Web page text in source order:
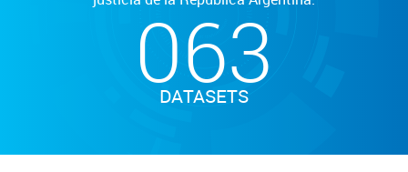
063
DATASETS